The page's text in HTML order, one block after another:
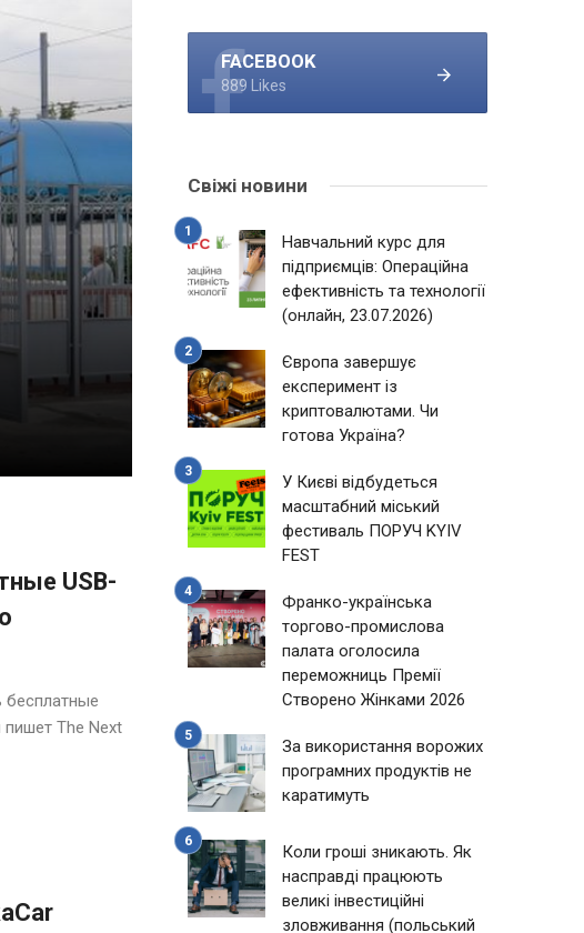
USB-
бесплатные
пишет The Next
FACEBOOK
889 Likes
Свіжі новини
Навчальний курс для
підприємців: Операційна
ефективність та технології
(онлайн, 23.07.2026)
Європа завершує
експеримент із
криптовалютами. Чи
готова Україна?
У Києві відбудеться
масштабний міський
фестиваль ПОРУЧ KYIV
FEST
Франко-українська
торгово-промислова
палата оголосила
переможниць Премії
Створено Жінками 2026
За використання ворожих
програмних продуктів не
каратимуть
Коли гроші зникають. Як
насправді працюють
великі інвестиційні
зловживання (польський